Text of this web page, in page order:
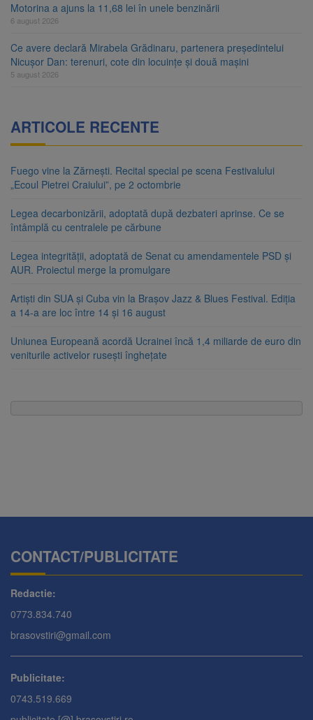
Motorina a ajuns la 11,68 lei în unele benzinării
6 august 2026
Ce avere declară Mirabela Grădinaru, partenera președintelui
Nicușor Dan: terenuri, cote din locuințe și două mașini
5 august 2026
ARTICOLE RECENTE
Fuego vine la Zărnești. Recital special pe scena Festivalului
„Ecoul Pietrei Craiului”, pe 2 octombrie
Legea decarbonizării, adoptată după dezbateri aprinse. Ce se
întâmplă cu centralele pe cărbune
Legea integrității, adoptată de Senat cu amendamentele PSD și
AUR. Proiectul merge la promulgare
Artiști din SUA și Cuba vin la Brașov Jazz & Blues Festival. Ediția
a 14-a are loc între 14 și 16 august
Uniunea Europeană acordă Ucrainei încă 1,4 miliarde de euro din
veniturile activelor rusești înghețate
CONTACT/PUBLICITATE
Redactie:
0773.834.740
brasovstiri@gmail.com
Publicitate:
0743.519.669